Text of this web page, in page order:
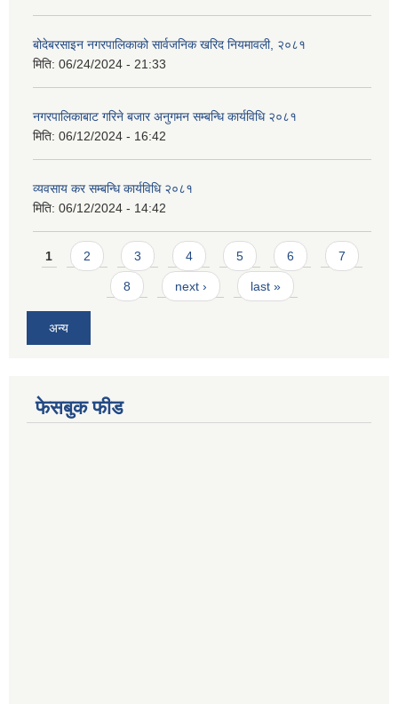
बोदेबरसाइन नगरपालिकाको सार्वजनिक खरिद नियमावली, २०८१
मिति: 06/24/2024 - 21:33
नगरपालिकाबाट गरिने बजार अनुगमन सम्बन्धि कार्यविधि २०८१
मिति: 06/12/2024 - 16:42
व्यवसाय कर सम्बन्धि कार्यविधि २०८१
मिति: 06/12/2024 - 14:42
Pages
1 2 3 4 5 6 7
8 next › last »
अन्य
फेसबुक फीड